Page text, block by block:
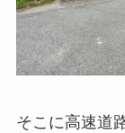
そこに高速道